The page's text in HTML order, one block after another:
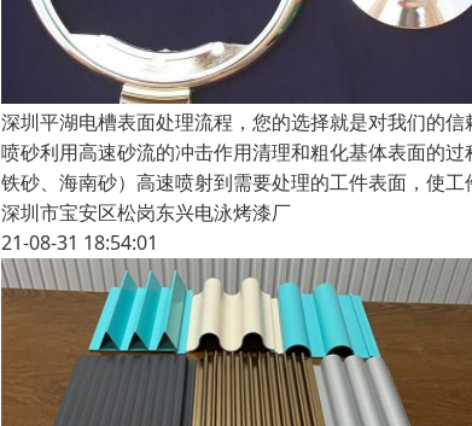
深圳平湖电槽表面处理流程，您的选择就是对我们的信
喷砂利用高速砂流的冲击作用清理和粗化基体表面的
铁砂、海南砂）高速喷射到需要处理的工件表面，使
深圳市宝安区松岗东兴电泳烤漆厂
21-08-31 18:54:01